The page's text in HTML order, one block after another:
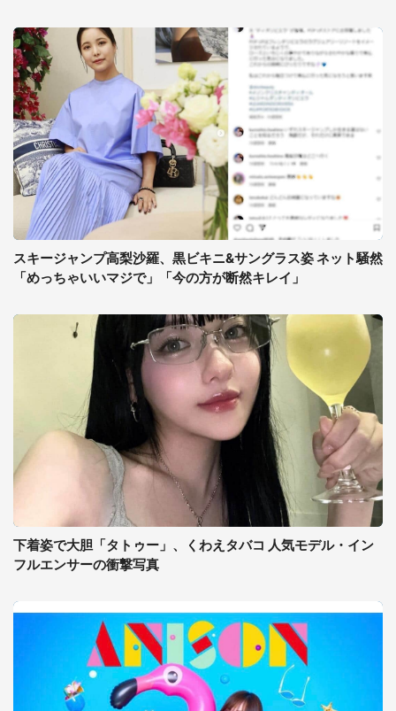
スキージャンプ高梨沙羅、黒ビキニ&サングラス姿 ネット騒然
「めっちゃいいマジで」「今の方が断然キレイ」
下着姿で大胆「タトゥー」、くわえタバコ 人気モデル・イン
フルエンサーの衝撃写真